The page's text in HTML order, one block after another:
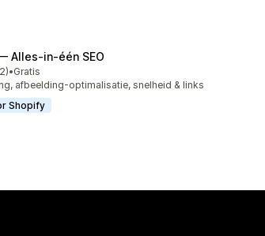
Alles‑in‑één SEO
in totaal
•Gratis
afbeelding-optimalisatie, snelheid & links
Shopify